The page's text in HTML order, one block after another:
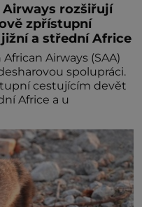
Airways rozšiřují
zpřístupní
a střední Africe
Airways (SAA)
spolupráci.
cestujícím devět
Africe a u